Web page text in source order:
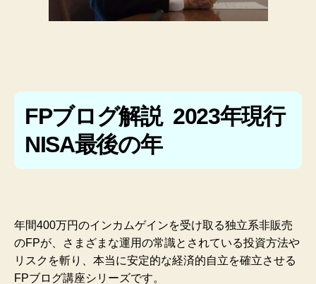
FPブログ解説 2023年現行
NISA最後の年
年間400万円のインカムゲインを受け取る独立系非販売
のFPが、さまざまな運用の常識とされている投資方法や
リスクを斬り、本当に安定的な経済的自立を確立させる
FPブログ講座シリーズです。